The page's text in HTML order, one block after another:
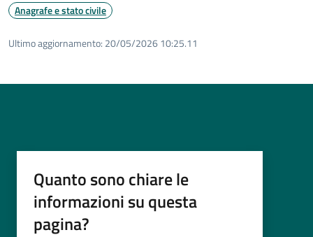
Anagrafe e stato civile
Ultimo aggiornamento: 20/05/2026 10:25.11
Quanto sono chiare le
informazioni su questa
pagina?